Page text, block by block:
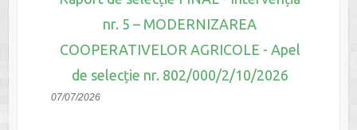
nr. 5 – MODERNIZAREA
COOPERATIVELOR AGRICOLE - Apel
de selecție nr. 802/000/2/10/2026
07/07/2026